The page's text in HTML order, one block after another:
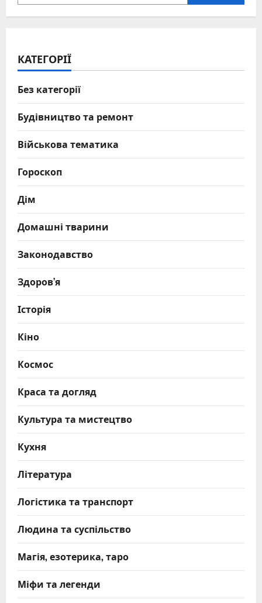
КАТЕГОРІЇ
Без категорії
Будівництво та ремонт
Військова тематика
Гороскоп
Дім
Домашні тварини
Законодавство
Здоров’я
Історія
Кіно
Космос
Краса та догляд
Культура та мистецтво
Кухня
Література
Логістика та транспорт
Людина та суспільство
Магія, езотерика, таро
Міфи та легенди